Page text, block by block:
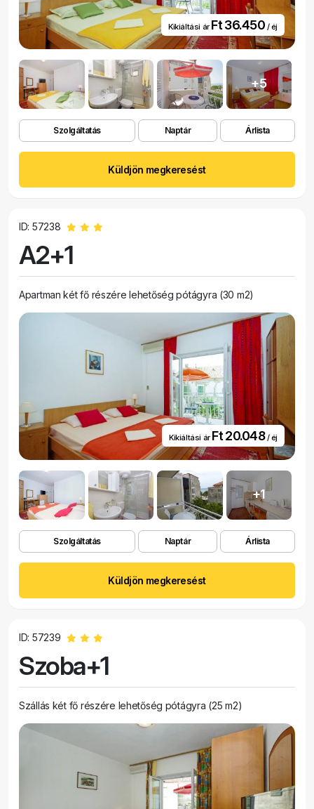
Kikiáltási ár Ft 36.450 / éj
+5
Szolgáltatás Naptár Árlista
Küldjön megkeresést
ID: 57238
A2+1
Apartman két fő részére lehetőség pótágyra (30 m2)
Kikiáltási ár Ft 20.048/ éj
+1
Szolgáltatás Naptár Árlista
Küldjön megkeresést
ID: 57239
Szoba+1
Szállás két fő részére lehetőség pótágyra (25 m2)